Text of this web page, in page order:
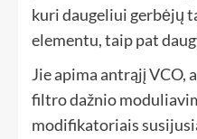
kuri daugeliui gerbėjų
elementu, taip pat
Jie apima antrąjį VCO,
filtro dažnio
modifikatoriais